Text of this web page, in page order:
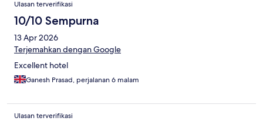
Ulasan terverifikasi
10/10 Sempurna
13 Apr 2026
Terjemahkan dengan Google
Excellent hotel
Ganesh Prasad, perjalanan 6 malam
Ulasan terverifikasi